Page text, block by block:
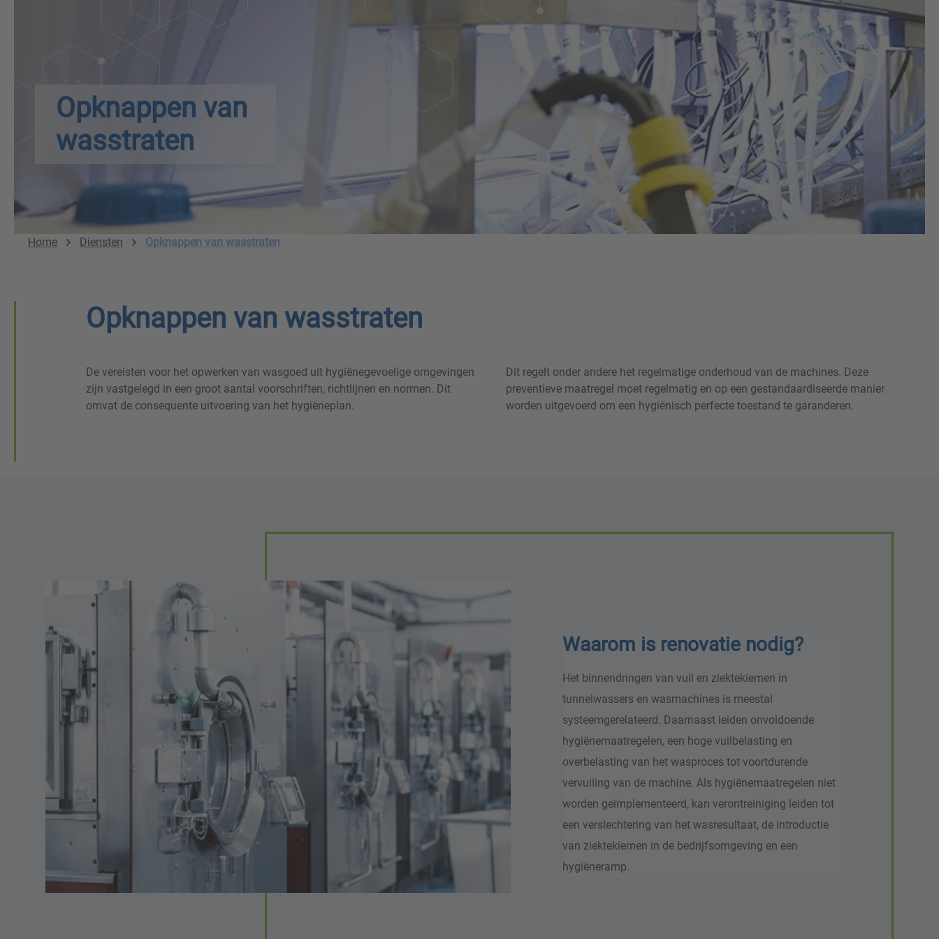
Opknappen van
wasstraten
Home Diensten Opknappen van wasstraten
Opknappen van wasstraten
De vereisten voor het opwerken van wasgoed uit hygiënegevoelige omgevingen
zijn vastgelegd in een groot aantal voorschriften, richtlijnen en normen. Dit
omvat de consequente uitvoering van het hygiëneplan.
Dit regelt onder andere het regelmatige onderhoud van de machines. Deze
preventieve maatregel moet regelmatig en op een gestandaardiseerde manier
worden uitgevoerd om een hygiënisch perfecte toestand te garanderen.
Waarom is renovatie nodig?
Het binnendringen van vuil en ziektekiemen in
tunnelwassers en wasmachines is meestal
systeemgerelateerd. Daarnaast leiden onvoldoende
hygiënemaatregelen, een hoge vuilbelasting en
overbelasting van het wasproces tot voortdurende
vervuiling van de machine. Als hygiënemaatregelen niet
worden geïmplementeerd, kan verontreiniging leiden tot
een verslechtering van het wasresultaat, de introductie
van ziektekiemen in de bedrijfsomgeving en een
hygiëneramp.